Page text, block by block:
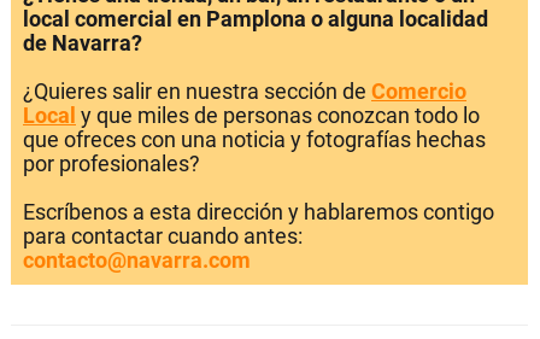
local comercial en Pamplona o alguna localidad
de Navarra?
¿Quieres salir en nuestra sección de Comercio
Local y que miles de personas conozcan todo lo
que ofreces con una noticia y fotografías hechas
por profesionales?
Escríbenos a esta dirección y hablaremos contigo
para contactar cuando antes:
contacto@navarra.com